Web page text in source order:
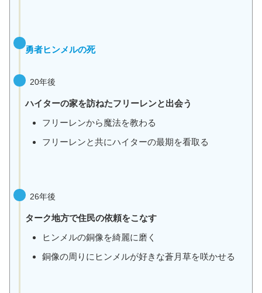
勇者ヒンメルの死
20年後
ハイターの家を訪ねたフリーレンと出会う
フリーレンから魔法を教わる
フリーレンと共にハイターの最期を看取る
26年後
ターク地方で住民の依頼をこなす
ヒンメルの銅像を綺麗に磨く
銅像の周りにヒンメルが好きな蒼月草を咲かせる